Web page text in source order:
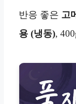
반응 좋은 고
용 (냉동),